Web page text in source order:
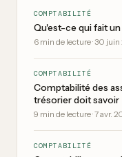
COMPTABILITÉ
Qu'est-ce qui fait
6 min de lecture·30 juin
COMPTABILITÉ
Comptabilité des
trésorier doit savoir
9 min de lecture·7 avr.
COMPTABILITÉ